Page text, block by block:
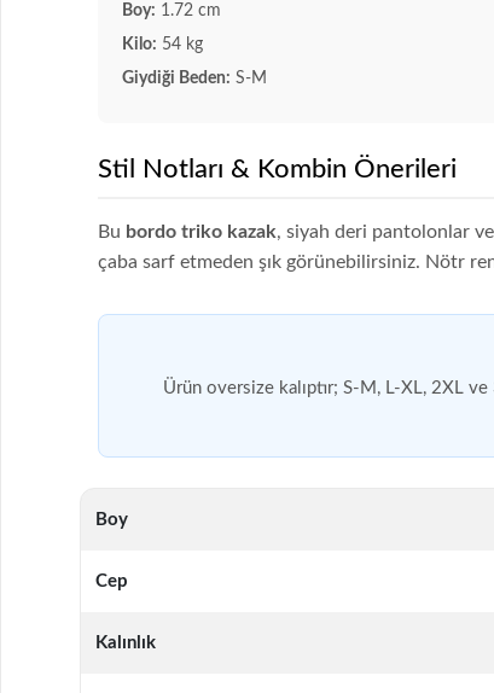
Boy: 1.72 cm
Kilo: 54 kg
Giydiği Beden: S-M
Stil Notları & Kombin Önerileri
Bu bordo triko kazak, siyah deri pantolonlar
çaba sarf etmeden şık görünebilirsiniz. Nötr
Ürün oversize kalıptır; S-M, L-XL, 2XL
Boy
Cep
Kalınlık